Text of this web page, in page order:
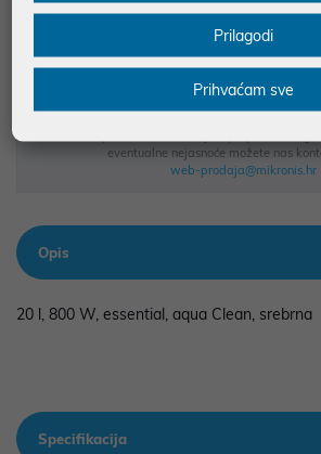
MOGUĆNOST PLAĆANJA NA RATE
Podaci uz artikle su prezentirani u dobroj
eventualne nejasnoće možete nas
web-prodaja@mikronis.hr
Opis
20 l, 800 W, essential, aqua Clean, srebrna
Specifikacija
Prilagodi
Prihvaćam sve